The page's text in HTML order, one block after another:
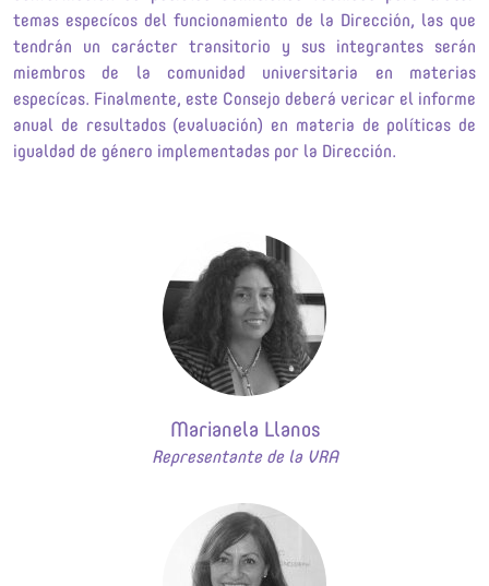
temas especícos del funcionamiento de la Dirección, las que
tendrán un carácter transitorio y sus integrantes serán
miembros de la comunidad universitaria en materias
especícas. Finalmente, este Consejo deberá vericar el informe
anual de resultados (evaluación) en materia de políticas de
igualdad de género implementadas por la Dirección.
Marianela Llanos
Representante de la VRA